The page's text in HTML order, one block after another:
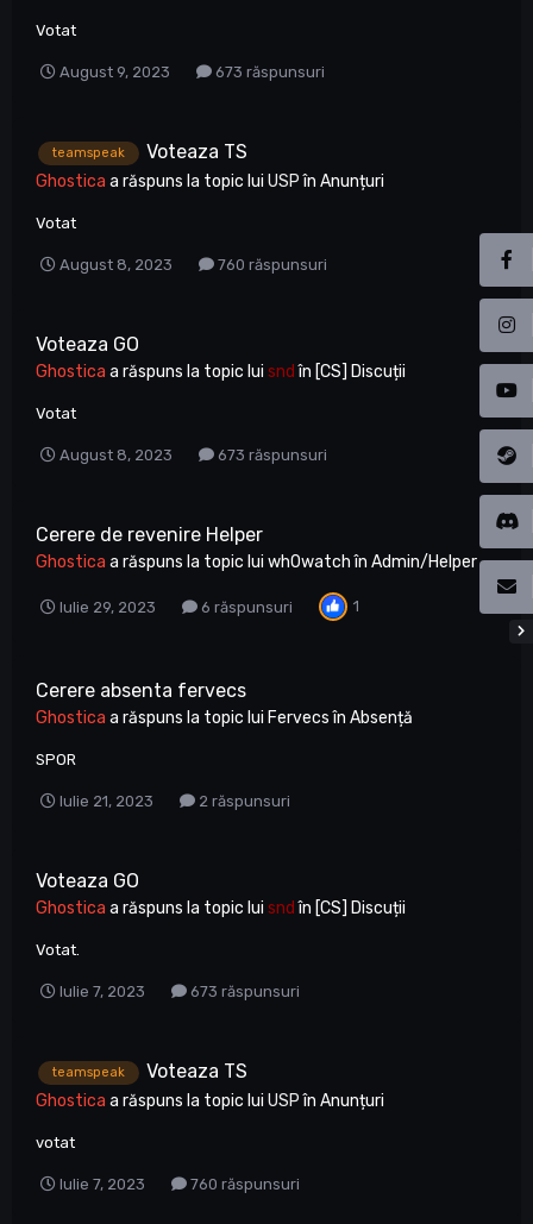
Votat
August 9, 2023 673 răspunsuri
teamspeak Voteaza TS
Ghostica a răspuns la topic lui USPîn Anunțuri
Votat
August 8, 2023 760 răspunsuri
Voteaza GO
Ghostica a răspuns la topic lui snd în [CS] Discuții
Votat
August 8, 2023 673 răspunsuri
Cerere de revenire Helper
Ghostica a răspuns la topic lui wh0watchîn Admin/Helper
Iulie 29, 2023 6 răspunsuri 1
Cerere absenta fervecs
Ghostica a răspuns la topic lui Fervecsîn Absență
SPOR
Iulie 21, 2023 2 răspunsuri
Voteaza GO
Ghostica a răspuns la topic lui snd în [CS] Discuții
Votat.
Iulie 7, 2023 673 răspunsuri
teamspeak Voteaza TS
Ghostica a răspuns la topic lui USPîn Anunțuri
votat
Iulie 7, 2023 760 răspunsuri